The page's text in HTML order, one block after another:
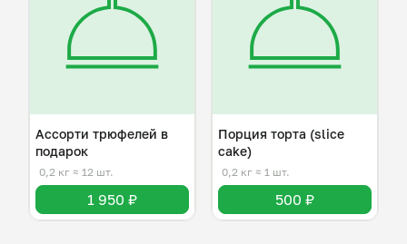
Ассорти трюфелей в
подарок
0,2 кг ≈ 12 шт.
1 950 ₽
Порция торта (slice
cake)
0,2 кг ≈ 1 шт.
500 ₽